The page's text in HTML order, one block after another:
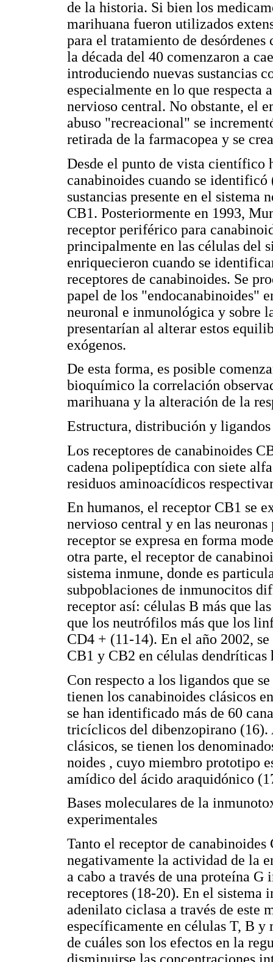
de la historia. Si bien los
marihuana fueron utilizados
para el tratamiento de
la década del 40 comenzaron a
introduciendo nuevas sustancias
especialmente en lo que respecta
nervioso central. No obstante, el
abuso "recreacional" se
retirada de la farmacopea y se
Desde el punto de vista científico
canabinoides cuando se
sustancias presente en el sistema
CB1. Posteriormente en 1993,
receptor periférico para
principalmente en las células del
enriquecieron cuando se
receptores de canabinoides. Se
papel de los "endocanabinoides"
neuronal e inmunológica y sobre
presentarían al alterar estos
exógenos.
De esta forma, es posible
bioquímico la correlación
marihuana y la alteración de la
Estructura, distribución y
Los receptores de canabinoides
cadena polipeptídica con siete
residuos aminoacídicos
En humanos, el receptor CB1 se
nervioso central y en las
receptor se expresa en forma
otra parte, el receptor de
sistema inmune, donde es
subpoblaciones de inmunocitos
receptor así: células B más que
que los neutrófilos más que los
CD4 + (11-14). En el año 2002,
CB1 y CB2 en células dendríticas
Con respecto a los ligandos que
tienen los canabi­noides clásicos
se han identificado más de 60
tricíclicos del dibenzopirano (16).
clásicos, se tienen los
noides , cuyo miembro prototipo
amídico del ácido araquidónico
Bases moleculares de la
experimentales
Tanto el receptor de
negativamente la actividad de la
a cabo a través de una proteína G
receptores (18-20). En el
adenilato ciclasa a través de este
específicamente en células T, B y
de cuáles son los efectos en la